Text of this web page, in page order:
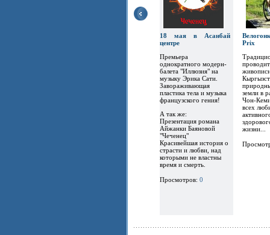
18 мая в Асанбай
центре
Премьера
однократного модерн-
балета "Иллюзия" на
музыку Эрика Сати.
Завораживающая
пластика тела и музыка
французского гения!
А так же:
Презентация романа
Айжанки Баяновой
"Чеченец"
Красивейшая история о
страсти и любви, над
которыми не властны
время и смерть.
Просмотров: 0
Prix
земли в
Чон-
всех
жизни...